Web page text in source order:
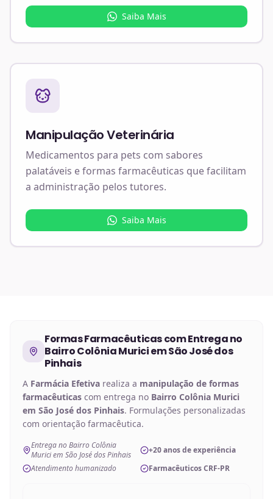
Saiba Mais
Manipulação Veterinária
Medicamentos para pets com sabores
palatáveis e formas farmacêuticas que facilitam
a administração pelos tutores.
Saiba Mais
Formas Farmacêuticascom Entrega no
Bairro Colônia Murici em São José dos
Pinhais
A Farmácia Efetiva realiza a manipulação de formas
farmacêuticas com entrega no Bairro Colônia Murici
em São José dos Pinhais. Formulações personalizadas
com orientação farmacêutica.
Entrega no Bairro Colônia
Murici em São José dos Pinhais
+20 anos de experiência
Atendimento humanizado
Farmacêuticos CRF-PR